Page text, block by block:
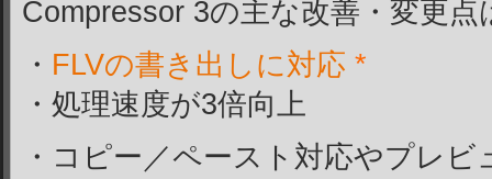
Compressor 3の主な改善・変更点
・ FLVの書き出しに対応 *
・処理速度が3倍向上
・コピー／ペースト対応やプレ